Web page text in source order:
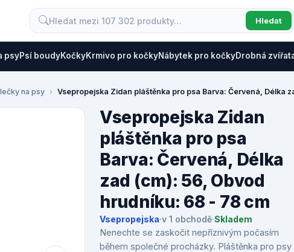
Hledat
psyPsí boudyKočkyKrmivo pro kočkyNábytek pro kočkyDrobná
na psy Vsepropejska Zidan pláštěnka pro psa Barva: Červená, Délka
Vsepropejska Zidan
pláštěnka pro psa
Barva: Červená, Délka
zad (cm): 56, Obvod
hrudníku: 68 - 78 cm
Vsepropejska·v 1 obchodě·Skladem
Nenechte se zaskočit nepříznivým počasím
během společné procházky. Pláštěnka pro psy